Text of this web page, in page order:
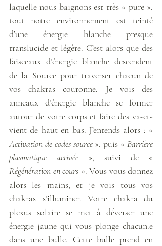
laquelle nous baignons est très « pure »,
tout notre environnement est teinté
d’une énergie blanche presque
translucide et légère. C’est alors que des
faisceaux d’énergie blanche descendent
de la Source pour traverser chacun de
vos chakras couronne. Je vois des
anneaux d’énergie blanche se former
autour de votre corps et faire des va-et-
Activation de codes source », puis « Barrière
plasmatique activée
Régénération en cours ». Vous vous donnez
alors les mains, et je vois tous vos
chakras s’illuminer. Votre chakra du
plexus solaire se met à déverser une
énergie jaune qui vous plonge chacun.e
dans une bulle. Cette bulle prend en